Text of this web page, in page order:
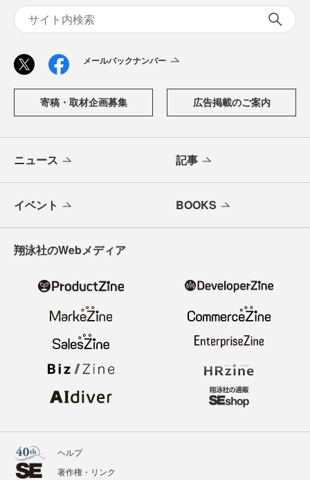
メールバックナンバー
寄稿・取材企画募集 広告掲載のご案内
ニュース 記事
イベント BOOKS
翔泳社のWebメディア
ヘルプ
著作権・リンク